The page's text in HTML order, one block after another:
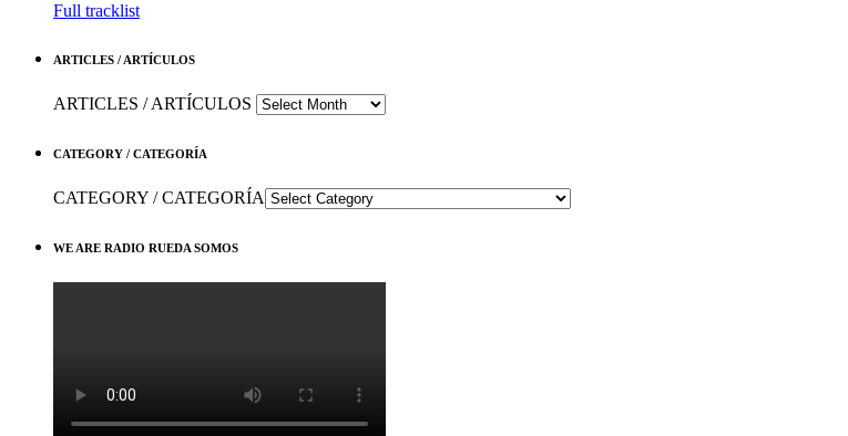
Full tracklist
ARTICLES / ARTÍCULOS
ARTICLES / ARTÍCULOS
CATEGORY / CATEGORÍA
CATEGORY / CATEGORÍA
WE ARE RADIO RUEDA SOMOS